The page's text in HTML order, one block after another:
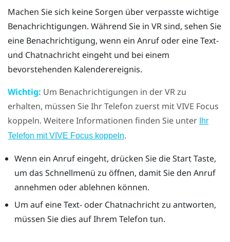
Machen Sie sich keine Sorgen über verpasste wichtige
Benachrichtigungen. Während Sie in VR sind, sehen Sie
eine Benachrichtigung, wenn ein Anruf oder eine Text-
und Chatnachricht eingeht und bei einem
bevorstehenden Kalenderereignis.
Wichtig: Um Benachrichtigungen in der VR zu
erhalten, müssen Sie Ihr Telefon zuerst mitVIVE Focus
koppeln. Weitere Informationen finden Sie unter Ihr
Telefon mit VIVE Focus koppeln.
Wenn ein Anruf eingeht, drücken Sie dieStartTaste,
um das Schnellmenü zu öffnen, damit Sie den Anruf
annehmen oder ablehnen können.
Um auf eine Text- oder Chatnachricht zu antworten,
müssen Sie dies auf Ihrem Telefon tun.